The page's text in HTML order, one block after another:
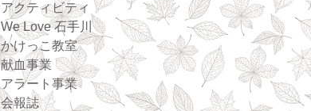
アクティビティ
We Love 石手川
かけっこ教室
献血事業
アラート事業
会報誌